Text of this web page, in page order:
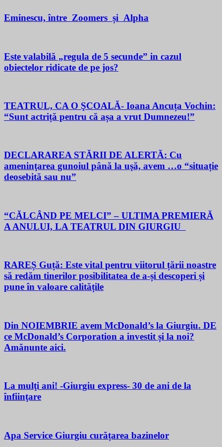
Eminescu, între Zoomers și Alpha
Este valabilă „regula de 5 secunde” in cazul
obiectelor ridicate de pe jos?
TEATRUL, CA O ŞCOALĂ- Ioana Ancuța Vochin:
“Sunt actriță pentru că așa a vrut Dumnezeu!”
DECLARAREA STĂRII DE ALERTĂ: Cu
ameninţarea gunoiul până la uşă, avem …o “situație
deosebită sau nu”
“CĂLCÂND PE MELCI” – ULTIMA PREMIERĂ
A ANULUI, LA TEATRUL DIN GIURGIU
RAREȘ Guță: Este vital pentru viitorul țării noastre
să redăm tinerilor posibilitatea de a-și descoperi și
pune în valoare calitățile
Din NOIEMBRIE avem McDonald’s la Giurgiu. DE
ce McDonald’s Corporation a investit și la noi?
Amănunte aici.
La mulţi ani! -Giurgiu express- 30 de ani de la
înfiinţare
Apa Service Giurgiu curățarea bazinelor